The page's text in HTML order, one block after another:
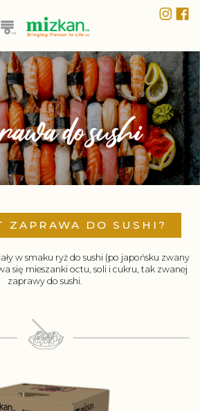
ZAPRAWA DO SUSHI?
w smaku ryż do sushi (po japońsku zwany
się mieszanki octu, soli i cukru, tak zwanej
zaprawy do sushi.